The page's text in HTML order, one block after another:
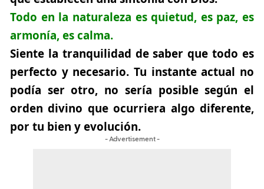
Todo en la naturaleza es quietud, es paz, es
armonía, es calma.
Siente la tranquilidad de saber que todo es
perfecto y necesario. Tu instante actual no
podía ser otro, no sería posible según el
orden divino que ocurriera algo diferente,
por tu bien y evolución.
- Advertisement -